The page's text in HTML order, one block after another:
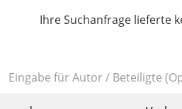
Ihre Suchanfrage lieferte